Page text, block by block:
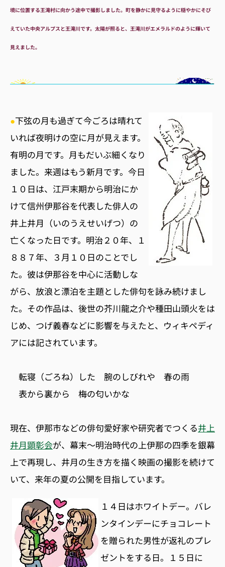
境に位置する王滝村に向かう途中で撮影しました。町を静かに見守るように穏やかにそび
えていた中央アルプスと王滝川です。太陽が照ると、王滝川がエメラルドのように輝いて
見えました。
●下弦の月も過ぎて今ごろは晴れて
いれば夜明けの空に月が見えます。
有明の月です。月もだいぶ細くなり
ました。来週はもう新月です。今日
１０日は、江戸末期から明治にか
けて信州伊那谷を代表した俳人の
井上井月（いのうえせいげつ）の
亡くなった日です。明治２０年、１
８８７年、３月１０日のことでし
た。彼は伊那谷を中心に活動しな
がら、放浪と漂泊を主題とした俳句を詠み続けまし
た。その作品は、後世の芥川龍之介や種田山頭火をは
じめ、つげ義春などに影響を与えたと、ウィキペディ
アには記されています。
転寝（ごろね）した 腕のしびれや 春の雨
表から裏から 梅の匂いかな
現在、伊那市などの俳句愛好家や研究者でつくる井上
井月顕彰会が、幕末〜明治時代の上伊那の四季を銀幕
上で再現し、井月の生き方を描く映画の撮影を続けて
いて、来年の夏の公開を目指しています。
１４日はホワイトデー。バレ
ンタインデーにチョコレート
を贈られた男性が返礼のプレ
ゼントをする日。１５日に